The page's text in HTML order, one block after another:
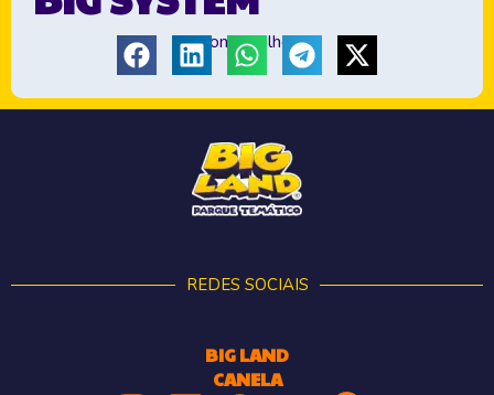
Compartilhe:
REDES SOCIAIS
BIG LAND
CANELA